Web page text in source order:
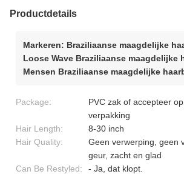
Productdetails
Markeren: Braziliaanse maagdelijke
Loose Wave Braziliaanse maagdelijke
Mensen Braziliaanse maagdelijke
Package:
PVC zak of accepteer
verpakking
Hair Length:
8-30 inch
Hair Quality:
Geen verwerping, geen
geur, zacht en glad
Can Be Restyled:
- Ja, dat klopt.